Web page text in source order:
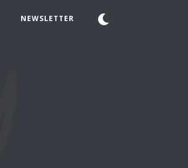
NEWSLETTER